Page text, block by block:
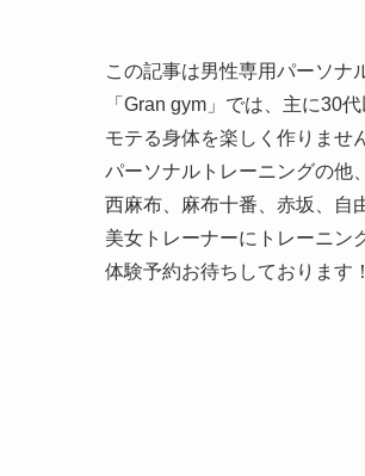
この記事は男性専用パーソナ
「Gran gym」では、主に30
モテる身体を楽しく作りませ
パーソナルトレーニングの他
西麻布、麻布十番、赤坂、自
美女トレーナーにトレーニン
体験予約お待ちしております